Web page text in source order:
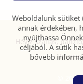
©
Hévíz szállás,
Weboldalunk sütiket
annak érdekében,
nyújthassa
céljából. A sütik
bővebb